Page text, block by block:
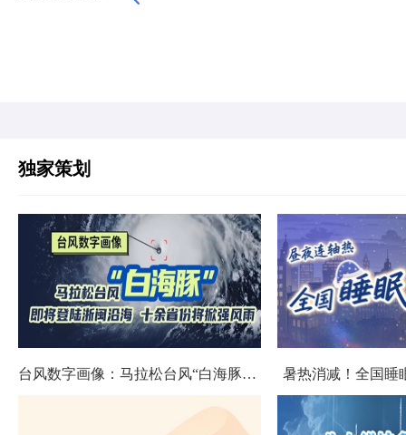
独家策划
台风数字画像：马拉松台风“白海豚”将影响十余省份 暑热消减！全国睡